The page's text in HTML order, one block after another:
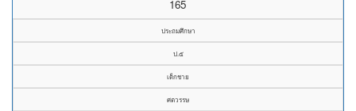
165
ประถมศึกษา
ป.๕
เด็กชาย
ศตวรรษ